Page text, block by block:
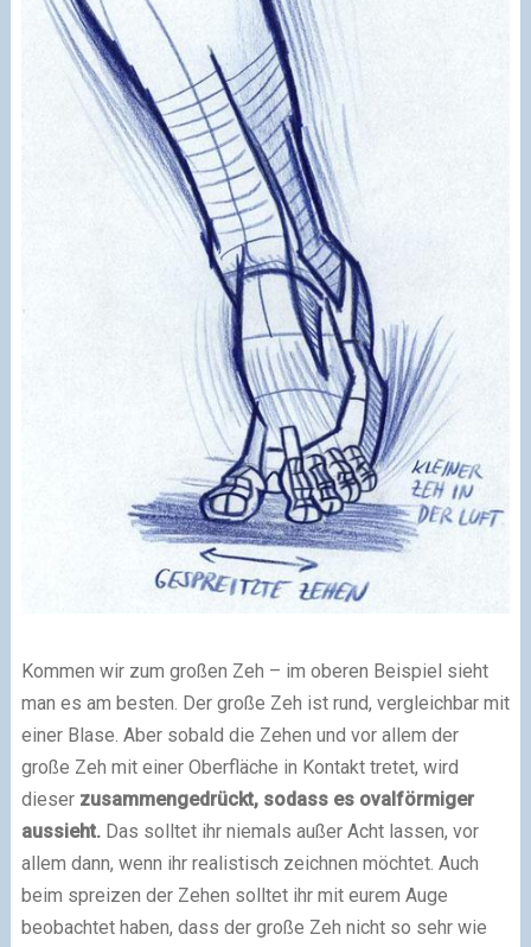
Kommen wir zum großen Zeh – im oberen Beispiel sieht
man es am besten. Der große Zeh ist rund, vergleichbar mit
einer Blase. Aber sobald die Zehen und vor allem der
große Zeh mit einer Oberfläche in Kontakt tretet, wird
dieser zusammengedrückt, sodass es ovalförmiger
aussieht.Das solltet ihr niemals außer Acht lassen, vor
allem dann, wenn ihr realistisch zeichnen möchtet. Auch
beim spreizen der Zehen solltet ihr mit eurem Auge
beobachtet haben, dass der große Zeh nicht so sehr wie